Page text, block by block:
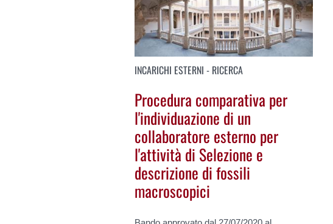
INCARICHI ESTERNI - RICERCA
Procedura comparativa per
l'individuazione di un
collaboratore esterno per
l'attività di Selezione e
descrizione di fossili
macroscopici